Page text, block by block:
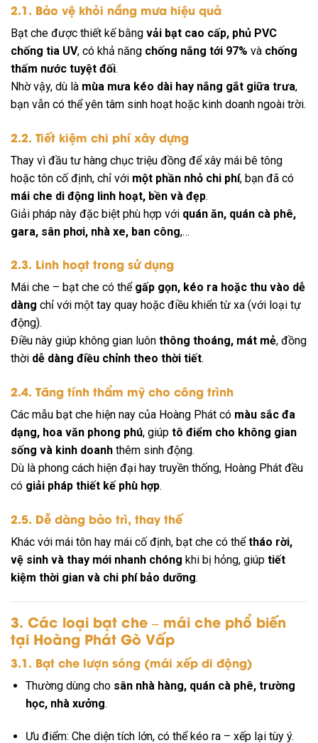
2.1. Bảo vệ khỏi nắng mưa hiệu quả
Bạt che được thiết kế bằng vải bạt cao cấp, phủ PVC
chống tia UV, có khả năng chống nắng tới 97% và chống
thấm nước tuyệt đối.
Nhờ vậy, dù là mùa mưa kéo dài hay nắng gắt giữa trưa,
bạn vẫn có thể yên tâm sinh hoạt hoặc kinh doanh ngoài trời.
2.2. Tiết kiệm chi phí xây dựng
Thay vì đầu tư hàng chục triệu đồng để xây mái bê tông
hoặc tôn cố định, chỉ với một phần nhỏ chi phí, bạn đã có
mái che di động linh hoạt, bền và đẹp.
Giải pháp này đặc biệt phù hợp với quán ăn, quán cà phê,
gara, sân phơi, nhà xe, ban công,…
2.3. Linh hoạt trong sử dụng
Mái che – bạt che có thể gấp gọn, kéo ra hoặc thu vào dễ
dàng chỉ với một tay quay hoặc điều khiển từ xa (với loại tự
động).
Điều này giúp không gian luôn thông thoáng, mát mẻ, đồng
thời dễ dàng điều chỉnh theo thời tiết.
2.4. Tăng tính thẩm mỹ cho công trình
Các mẫu bạt che hiện nay của Hoàng Phát có màu sắc đa
dạng, hoa văn phong phú, giúp tô điểm cho không gian
sống và kinh doanh thêm sinh động.
Dù là phong cách hiện đại hay truyền thống, Hoàng Phát đều
có giải pháp thiết kế phù hợp.
2.5. Dễ dàng bảo trì, thay thế
Khác với mái tôn hay mái cố định, bạt che có thểtháo rời,
vệ sinh và thay mới nhanh chóng khi bị hỏng, giúp tiết
kiệm thời gian và chi phí bảo dưỡng.
3. Các loại bạt che – mái che phổ biến
tại Hoàng Phát Gò Vấp
3.1. Bạt che lượn sóng (mái xếp di động)
Thường dùng cho sân nhà hàng, quán cà phê, trường
học, nhà xưởng.
Ưu điểm: Che diện tích lớn, có thể kéo ra – xếp lại tùy ý.